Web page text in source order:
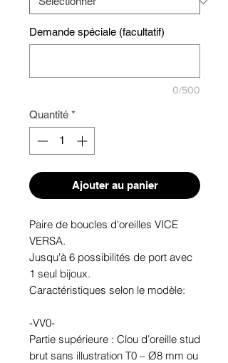
Demande spéciale (facultatif)
0/500
Quantité *
Ajouter au panier
Paire de boucles d'oreilles VICE
VERSA.
Jusqu'à 6 possibilités de port avec
1 seul bijoux.
Caractéristiques selon le modèle:
-VV0-
Partie supérieure : Clou d’oreille stud
brut sans illustration T0 – Ø8 mm ou